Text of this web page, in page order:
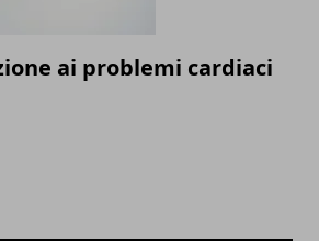
ai problemi cardiaci